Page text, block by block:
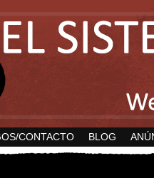
CONTACTO BLOG